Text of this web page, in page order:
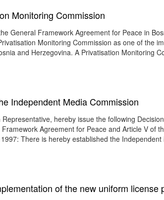
Monitoring Commission
General Framework Agreement for Peace in
Monitoring Commission as one of the
and Herzegovina. A Privatisation Monitoring
Independent Media Commission
hereby issue the following
Agreement for Peace and Article V of
There is hereby established the Independent
of the new uniform license